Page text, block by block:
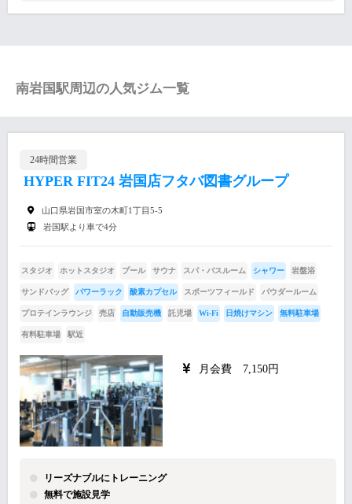
南岩国駅周辺の人気ジム一覧
24時間営業
HYPER FIT24 岩国店フタバ図書グループ
山口県岩国市室の木町1丁目5-5
岩国駅より車で4分
スタジオ ホットスタジオ プール サウナ スパ・バスルーム シャワー 岩盤浴
サンドバッグ パワーラック 酸素カプセル スポーツフィールド パウダールーム
プロテインラウンジ 売店 自動販売機 託児場 Wi-Fi 日焼けマシン 無料駐車場
有料駐車場 駅近
月会費 7,150円
リーズナブルにトレーニング
無料で施設見学